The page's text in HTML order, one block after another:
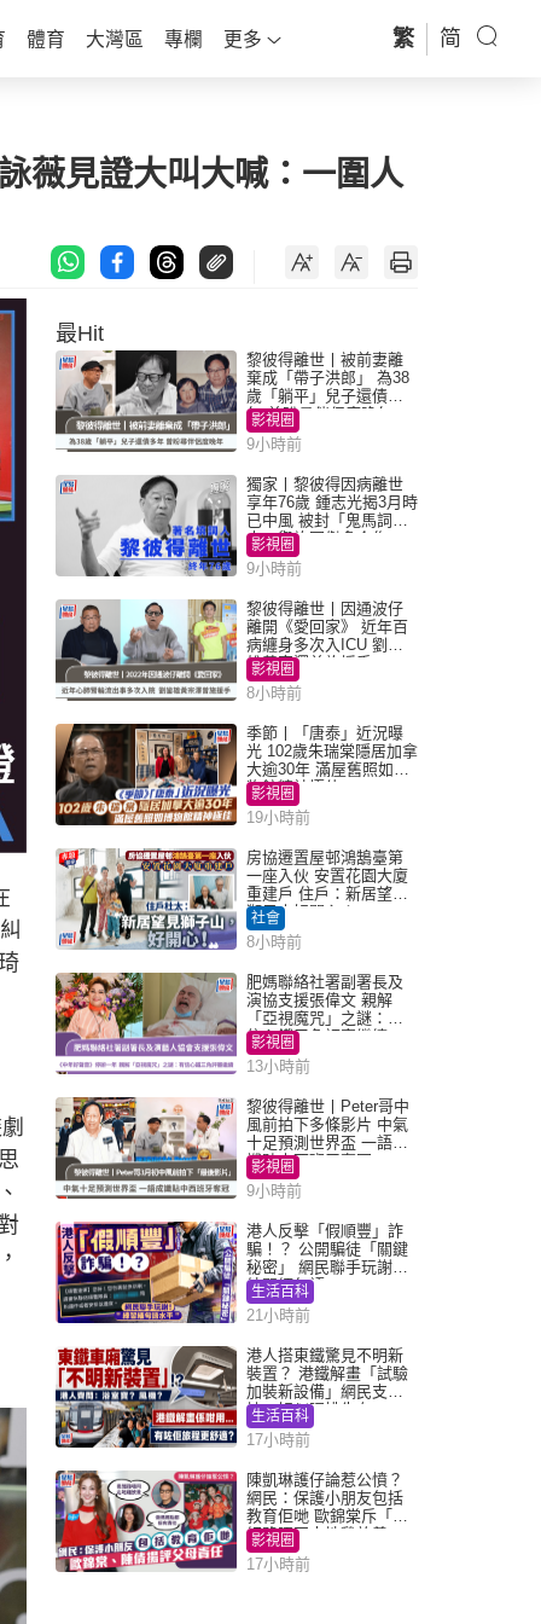
體育 大灣區 專欄 更多 繁 简
薇見證大叫大喊：一圍人
最Hit
黎彼得離世丨被前妻離
棄成「帶子洪郎」 為38
歲「躺平」兒子還債多
年 曾盼尋伴侶度晚年
影視圈
9小時前
獨家丨黎彼得因病離世
享年76歲 鍾志光揭3月時
已中風 被封「鬼馬詞
人」與許冠傑多合作
影視圈
9小時前
黎彼得離世丨因通波仔
離開《愛回家》 近年百
病纏身多次入ICU 劉鑾
雄黃宗澤曾施援手
影視圈
8小時前
季節丨「唐泰」近況曝
光 102歲朱瑞棠隱居加拿
大逾30年 滿屋舊照如博
物館精神極佳
影視圈
19小時前
房協遷置屋邨鴻鵠臺第
一座入伙 安置花園大廈
重建戶 住戶：新居望見
獅子山好開心！
社會
8小時前
肥媽聯絡社署副署長及
演協支援張偉文 親解
「亞視魔咒」之謎：有
信心鐵三角評審繼續
影視圈
13小時前
黎彼得離世丨Peter哥中
風前拍下多條影片 中氣
十足預測世界盃 一語成
讖貼中西班牙奪冠
影視圈
9小時前
港人反擊「假順豐」詐
騙！？ 公開騙徒「關鍵
秘密」 網民聯手玩謝：
練習緬甸語
生活百科
21小時前
港人搭東鐵驚見不明新
裝置？ 港鐵解畫「試驗
加裝新設備」網民支
持：好似呢排先有
生活百科
17小時前
陳凱琳護仔論惹公憤？
網民：保護小朋友包括
教育佢哋 歐錦棠斥「養
細路唔同走地雞放養」
影視圈
17小時前